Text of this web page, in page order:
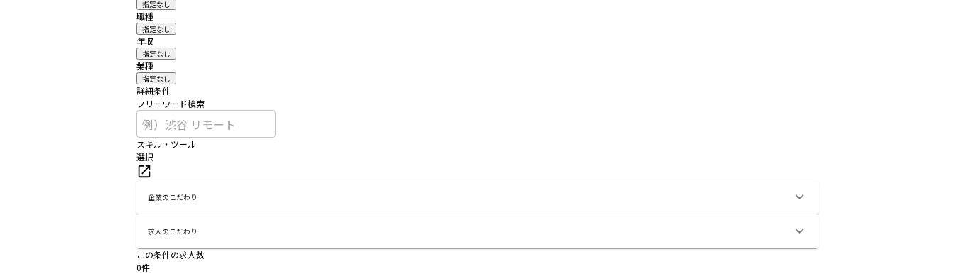
指定なし
職種
指定なし
年収
指定なし
業種
指定なし
詳細条件
フリーワード検索
スキル・ツール
選択
企業のこだわり
求人のこだわり
この条件の求人数
0件